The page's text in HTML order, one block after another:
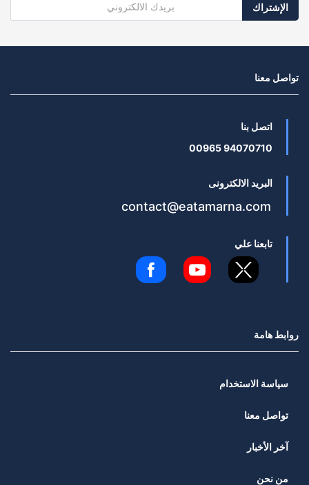
الإشتراك
تواصل معنا
اتصل بنا
94070710 00965
البريد الالكترونى
contact@eatamarna.com
تابعنا علي
روابط هامة
سياسة الاستخدام
تواصل معنا
آخر الأخبار
من نحن